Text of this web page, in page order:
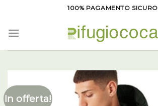
contenuti
100% PAGAMENTO SICURO
In offerta!